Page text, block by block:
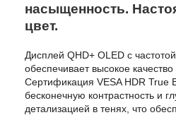
насыщенность.
цвет.
Дисплей QHD+ OLED с
обеспечивает высокое
Сертификация VESA HDR True
бесконечную контрастность и
детализацией в тенях, что